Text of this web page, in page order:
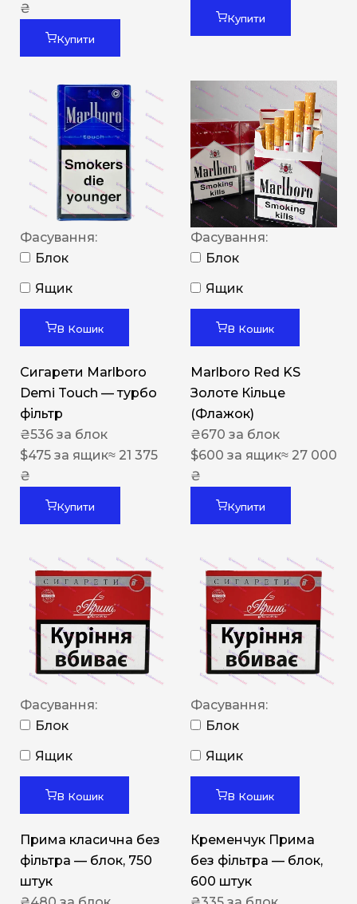
₴
Купити
Купити
Фасування:
Блок
Ящик
В Кошик
Сигарети Marlboro
Demi Touch — турбо
фільтр
₴536 за блок
$475 за ящик≈ 21 375
₴
Купити
Фасування:
Блок
Ящик
В Кошик
Marlboro Red KS
Золоте Кільце
(Флажок)
₴670 за блок
$600 за ящик≈ 27 000
₴
Купити
Фасування:
Блок
Ящик
В Кошик
Прима класична без
фільтра — блок, 750
штук
Фасування:
Блок
Ящик
В Кошик
Кременчук Прима
без фільтра — блок,
600 штук